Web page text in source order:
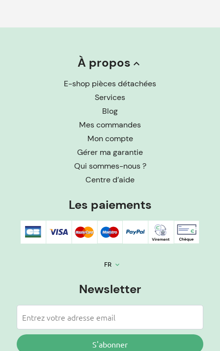
À propos keyboard_arrow_up
E-shop pièces détachées
Services
Blog
Mes commandes
Mon compte
Gérer ma garantie
Qui sommes-nous ?
Centre d’aide
Les paiements
FR keyboard_arrow_down
Newsletter
S'abonner